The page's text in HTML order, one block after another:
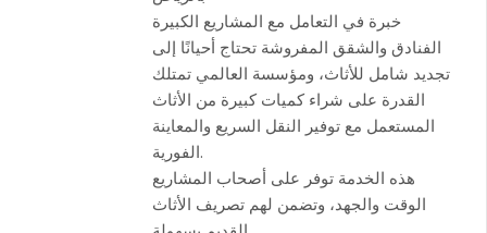
خبرة في التعامل مع المشاريع الكبيرة
الفنادق والشقق المفروشة تحتاج أحيانًا إلى
تجديد شامل للأثاث، ومؤسسة العالمي تمتلك
القدرة على شراء كميات كبيرة من الأثاث
المستعمل مع توفير النقل السريع والمعاينة
الفورية.
هذه الخدمة توفر على أصحاب المشاريع
الوقت والجهد، وتضمن لهم تصريف الأثاث